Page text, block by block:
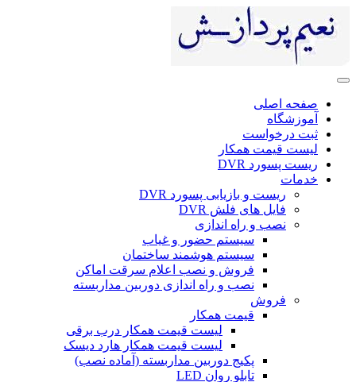
صفحه اصلی
آموزشگاه
ثبت درخواست
لیست قیمت همکار
ریست پسورد DVR
خدمات
ریست و بازیابی پسورد DVR
فایل های فلش DVR
نصب و راه اندازی
سیستم حضور و غیاب
سیستم هوشمند ساختمان
فروش و نصب اعلام سرقت اماکن
نصب و راه اندازی دوربین مداربسته
فروش
قیمت همکار
لیست قیمت همکار درب برقی
لیست قیمت همکار هارد دیسک
پکیج دوربین مداربسته (آماده نصب)
تابلو روان LED